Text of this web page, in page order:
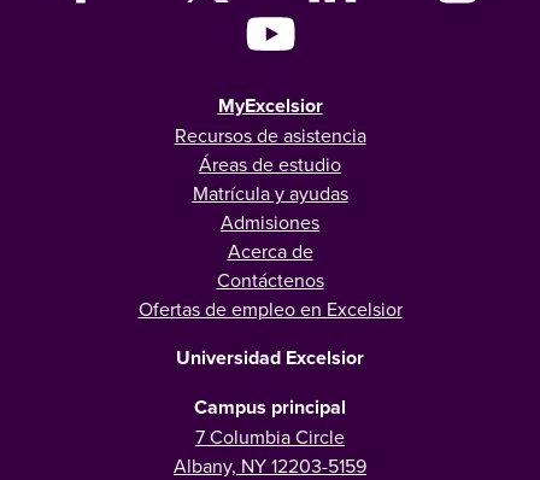
MyExcelsior
Recursos de asistencia
Áreas de estudio
Matrícula y ayudas
Admisiones
Acerca de
Contáctenos
Ofertas de empleo en Excelsior
Universidad Excelsior
Campus principal
7 Columbia Circle
Albany, NY 12203-5159